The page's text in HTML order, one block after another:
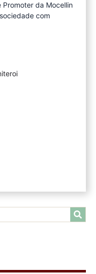
Promoter da Mocellin
com